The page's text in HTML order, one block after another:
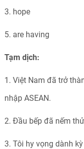
3. hope 4.
5. are having
Tạm dịch:
1. Việt Nam đã trở
nhập ASEAN.
2. Đầu bếp đã nếm
3. Tôi hy vọng dành